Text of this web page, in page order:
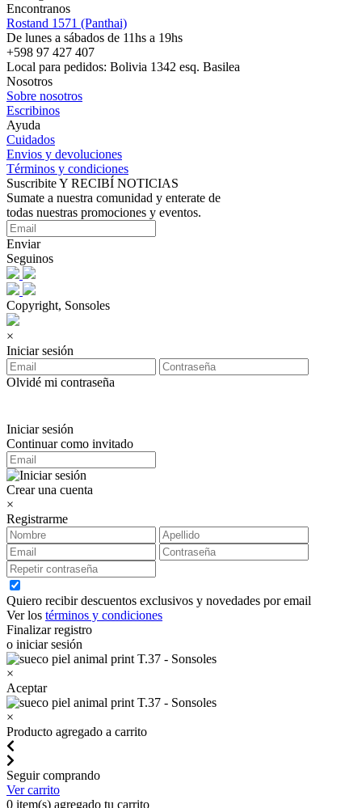
Encontranos
Rostand 1571 (Panthai)
De lunes a sábados de 11hs a 19hs
+598 97 427 407
Local para pedidos: Bolivia 1342 esq. Basilea
Nosotros
Sobre nosotros
Escribinos
Ayuda
Cuidados
Envios y devoluciones
Términos y condiciones
Suscribite Y RECIBÍ NOTICIAS
Sumate a nuestra comunidad y enterate de
todas nuestras promociones y eventos.
Enviar
Seguinos
Copyright, Sonsoles
×
Iniciar sesión
Olvidé mi contraseña
Iniciar sesión
Continuar como invitado
Crear una cuenta
×
Registrarme
Quiero recibir descuentos exclusivos y novedades por email
Ver los términos y condiciones
Finalizar registro
o iniciar sesión
×
Aceptar
×
Producto agregado a carrito
Seguir comprando
Ver carrito
0 item(s) agregado tu carrito